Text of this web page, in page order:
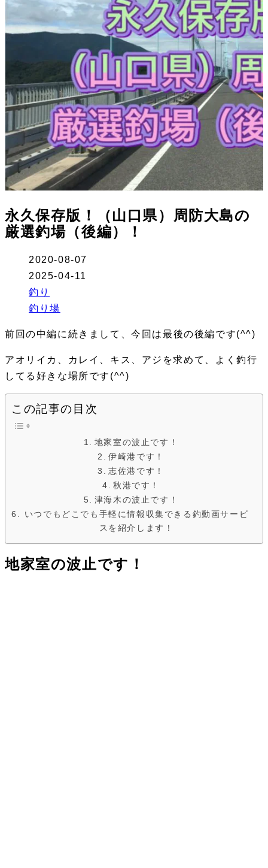
永久保存版！（山口県）周防大島の
厳選釣場（後編）！
2020-08-07
2025-04-11
釣り
釣り場
前回の中編に続きまして、今回は最後の後編です(^^)
アオリイカ、カレイ、キス、アジを求めて、よく釣行
してる好きな場所です(^^)
この記事の目次
地家室の波止です！
伊崎港です！
志佐港です！
秋港です！
津海木の波止です！
いつでもどこでも手軽に情報収集できる釣動画サービ
スを紹介します！
地家室の波止です！